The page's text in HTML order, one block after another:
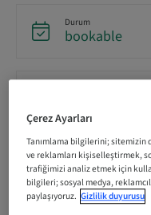
Durum
bookable
Katılımcı başına
CAD 1999.00
Çerez Ayarları
Tanımlama bilgilerini; sitemizin
ve reklamları kişiselleştirmek,
trafiğimizi analiz etmek için
bilgileri; sosyal medya,
paylaşıyoruz. Gizlilik duyurusu